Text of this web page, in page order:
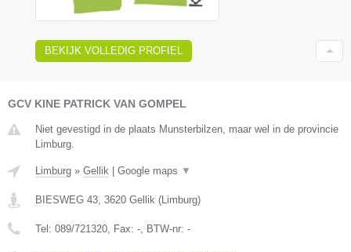
BEKIJK VOLLEDIG PROFIEL
GCV KINE PATRICK VAN GOMPEL
Niet gevestigd in de plaats Munsterbilzen, maar wel in de provincie
Limburg.
Limburg » Gellik Google maps ▼
BIESWEG 43, 3620 Gellik (Limburg)
Tel: 089/721320, Fax: -, BTW-nr: -